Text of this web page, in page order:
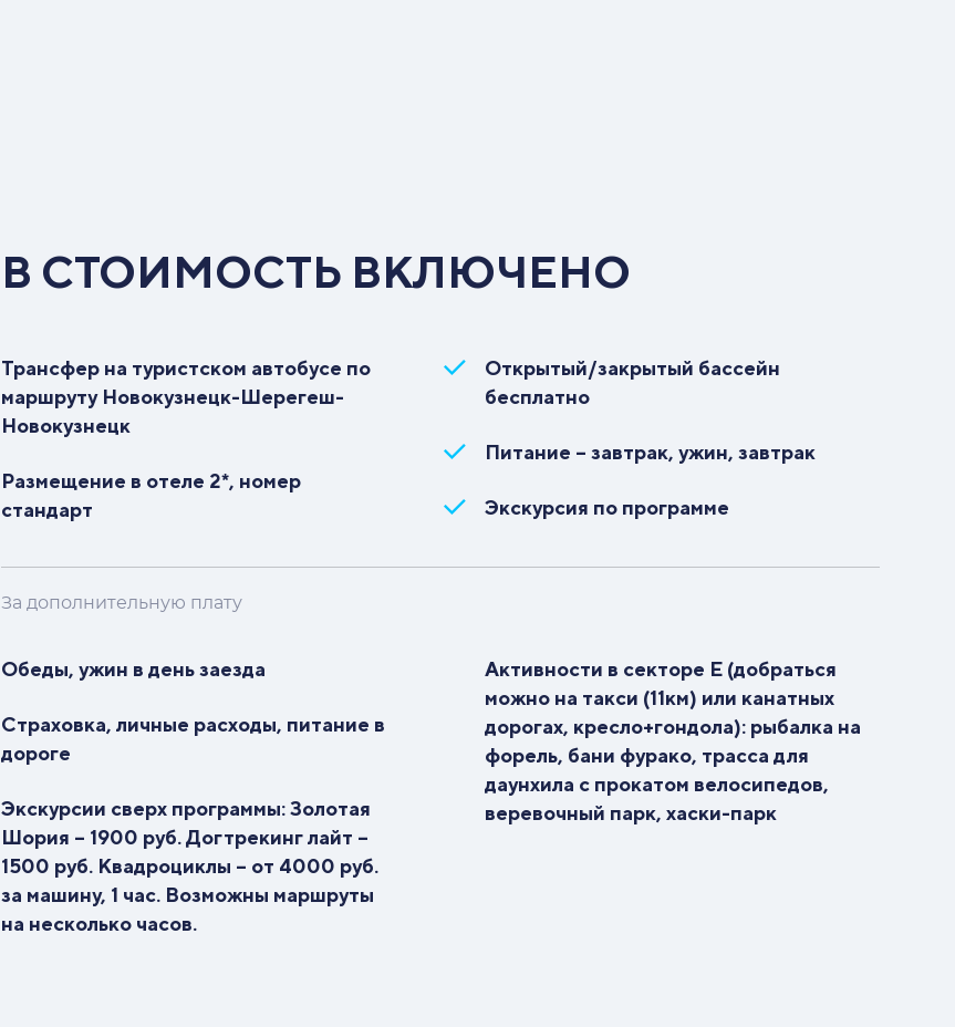
В СТОИМОСТЬ ВКЛЮЧЕНО
Трансфер на туристском автобусе по
маршруту Новокузнецк-Шерегеш-
Новокузнецк
Размещение в отеле 2*, номер
стандарт
Открытый/закрытый бассейн
бесплатно
Питание – завтрак, ужин, завтрак
Экскурсия по программе
За дополнительную плату
Обеды, ужин в день заезда
Страховка, личные расходы, питание в
дороге
Экскурсии сверх программы: Золотая
Шория – 1900 руб. Догтрекинг лайт –
1500 руб. Квадроциклы – от 4000 руб.
за машину, 1 час. Возможны маршруты
на несколько часов.
Активности в секторе Е (добраться
можно на такси (11км) или канатных
дорогах, кресло+гондола): рыбалка на
форель, бани фурако, трасса для
даунхила с прокатом велосипедов,
веревочный парк, хаски-парк